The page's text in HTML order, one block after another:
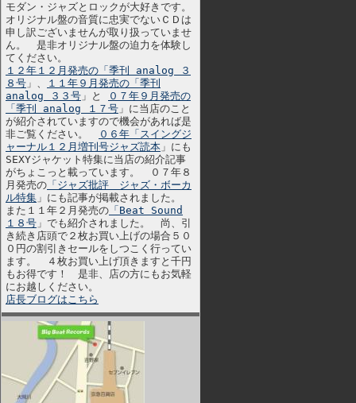
モダン・ジャズとロックが大好きです。
オリジナル盤の音質に忠実でないＣＤは
申し訳ございませんが取り扱っていませ
ん。 是非オリジナル盤の迫力を体験し
てください。
１２年１２月発売の「季刊 analog ３
８号 」、
１１年９月発売の「季刊
analog ３３号 」と
０７年９月発売の
「季刊 analog １７号 」に当店のこと
が紹介されていますので機会があれば是
非ご覧ください。
０６年「スイングジ
ャーナル１２月増刊号ジャズ読本 」にも
SEXYジャケット特集に当店の紹介記事
がちょこっと載っています。 ０７年８
月発売の 「ジャズ批評 ジャズ・ボーカ
ル特集 」にも記事が掲載されました。
また１１年２月発売の 「Beat Sound
１８号 」でも紹介されました。 尚、引
き続き店頭で２枚お買い上げの場合５０
０円の割引きセールをしつこく行ってい
ます。 ４枚お買い上げ頂きますと千円
もお得です！ 是非、店の方にもお気軽
にお越しください。
店長ブログはこちら